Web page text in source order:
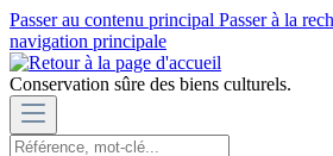
Passer au contenu principal Passer à la
navigation principale
Conservation sûre des biens culturels.